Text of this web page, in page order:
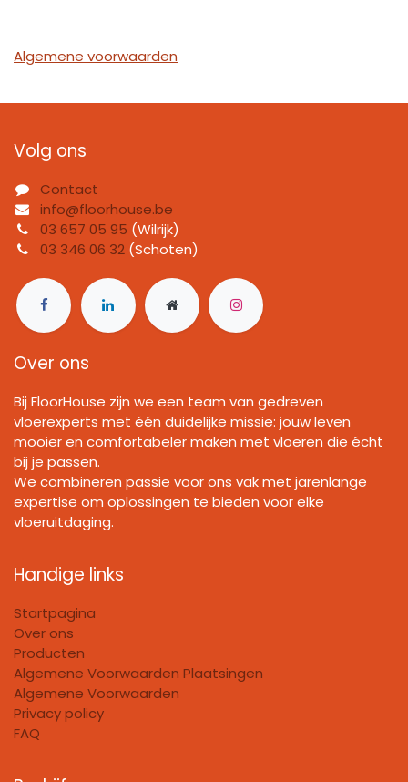
Algemene voorwaarden
Volg ons
Contact
info@floorhouse.be
03 657 05 95 (Wilrijk)
03 346 06 32 (Schoten)
Over ons
Bij FloorHouse zijn we een team van gedreven
vloerexperts met één duidelijke missie: jouw leven
mooier en comfortabeler maken met vloeren die écht
bij je passen.
We combineren passie voor ons vak met jarenlange
expertise om oplossingen te bieden voor elke
vloeruitdaging.
Handige links
Startpagina
Over ons
Producten
Algemene Voorwaarden Plaatsingen
Algemene Voorwaarden
Privacy policy
FAQ